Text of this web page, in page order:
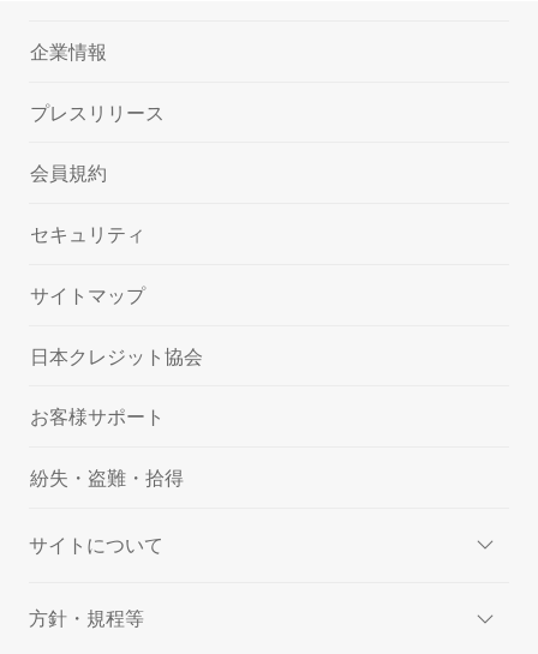
企業情報
プレスリリース
会員規約
セキュリティ
サイトマップ
日本クレジット協会
お客様サポート
紛失・盗難・拾得
サイトについて
方針・規程等